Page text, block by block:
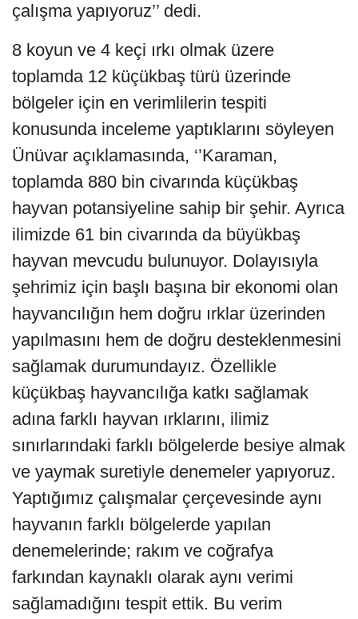
çalışma yapıyoruz’’ dedi.
8 koyun ve 4 keçi ırkı olmak üzere
toplamda 12 küçükbaş türü üzerinde
bölgeler için en verimlilerin tespiti
konusunda inceleme yaptıklarını söyleyen
Ünüvar açıklamasında, ‘’Karaman,
toplamda 880 bin civarında küçükbaş
hayvan potansiyeline sahip bir şehir. Ayrıca
ilimizde 61 bin civarında da büyükbaş
hayvan mevcudu bulunuyor. Dolayısıyla
şehrimiz için başlı başına bir ekonomi olan
hayvancılığın hem doğru ırklar üzerinden
yapılmasını hem de doğru desteklenmesini
sağlamak durumundayız. Özellikle
küçükbaş hayvancılığa katkı sağlamak
adına farklı hayvan ırklarını, ilimiz
sınırlarındaki farklı bölgelerde besiye almak
ve yaymak suretiyle denemeler yapıyoruz.
Yaptığımız çalışmalar çerçevesinde aynı
hayvanın farklı bölgelerde yapılan
denemelerinde; rakım ve coğrafya
farkından kaynaklı olarak aynı verimi
sağlamadığını tespit ettik. Bu verim